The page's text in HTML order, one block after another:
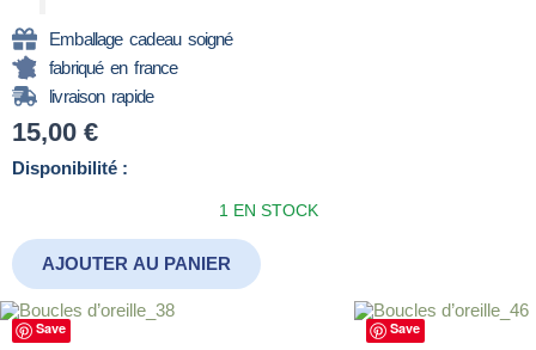
Emballage cadeau soigné
fabriqué en france
livraison rapide
15,00 €
Disponibilité :
1 EN STOCK
quantité
d’oreille_153
AJOUTER AU PANIER
Save Save